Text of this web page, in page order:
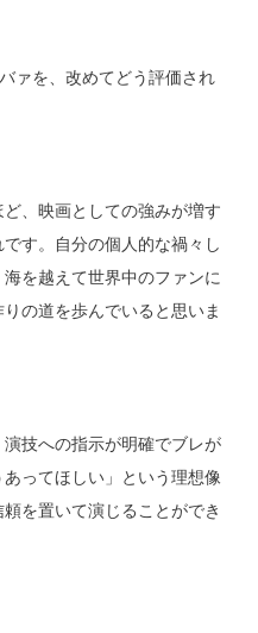
ァを、改めてどう評価され
、映画としての強みが増す
す。自分の個人的な禍々し
を越えて世界中のファンに
の道を歩んでいると思いま
技への指示が明確でブレが
ってほしい」という理想像
を置いて演じることができ